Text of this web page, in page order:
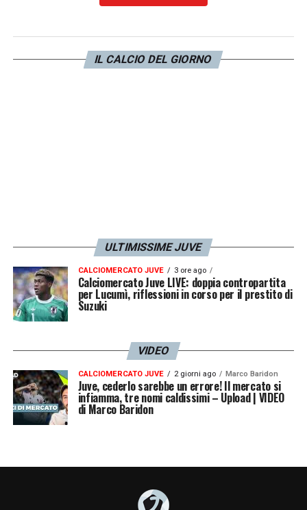
Sembrant.
IL CALCIO DEL GIORNO
ULTIMISSIME JUVE
CALCIOMERCATO JUVE 3 ore ago
Calciomercato Juve LIVE: doppia contropartita
per Lucumì, riflessioni in corso per il prestito di
Suzuki
VIDEO
CALCIOMERCATO JUVE 2 giorni ago Marco Baridon
Juve, cederlo sarebbe un errore! Il mercato si
infiamma, tre nomi caldissimi – Upload | VIDEO
di Marco Baridon